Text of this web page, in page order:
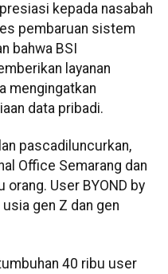
kepada nasabah
pembaruan sistem
bahwa BSI
layanan
mengingatkan
data pribadi.
pascadiluncurkan,
Office Semarang dan
User BYOND by
gen Z dan gen
40 ribu user